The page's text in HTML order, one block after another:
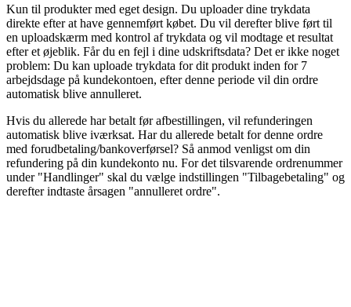
Kun til produkter med eget design. Du uploader dine trykdata
direkte efter at have gennemført købet. Du vil derefter blive ført til
en uploadskærm med kontrol af trykdata og vil modtage et resultat
efter et øjeblik. Får du en fejl i dine udskriftsdata? Det er ikke noget
problem: Du kan uploade trykdata for dit produkt inden for 7
arbejdsdage på kundekontoen, efter denne periode vil din ordre
automatisk blive annulleret.
Hvis du allerede har betalt før afbestillingen, vil refunderingen
automatisk blive iværksat. Har du allerede betalt for denne ordre
med forudbetaling/bankoverførsel? Så anmod venligst om din
refundering på din kundekonto nu. For det tilsvarende ordrenummer
under "Handlinger" skal du vælge indstillingen "Tilbagebetaling" og
derefter indtaste årsagen "annulleret ordre".